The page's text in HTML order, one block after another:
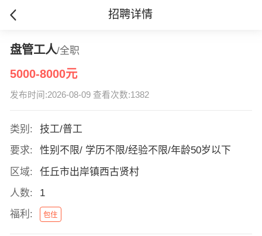
招聘详情
盘管工人/全职
5000-8000元
发布时间:2026-08-09 查看次数:1382
类别:
技工/普工
要求:
性别不限/ 学历不限/经验不限/年龄50岁以下
区域:
任丘市出岸镇西古贤村
人数:
1
福利:
包住